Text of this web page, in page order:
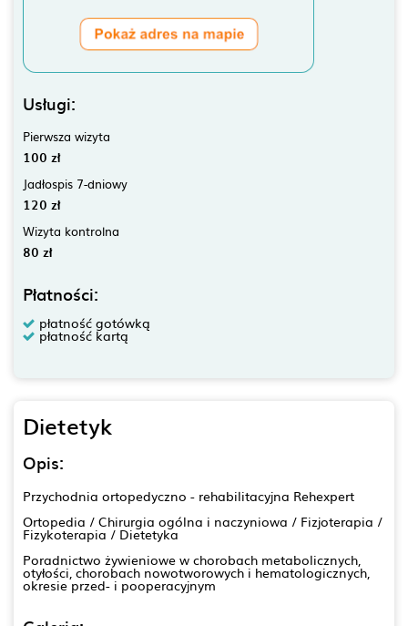
Usługi:
Pierwsza wizyta
100 zł
Jadłospis 7-dniowy
120 zł
Wizyta kontrolna
80 zł
Płatności:
płatność gotówką
płatność kartą
Dietetyk
Opis:
Przychodnia ortopedyczno - rehabilitacyjna Rehexpert
Ortopedia / Chirurgia ogólna i naczyniowa / Fizjoterapia /
Fizykoterapia / Dietetyka
Poradnictwo żywieniowe w chorobach metabolicznych,
otyłości, chorobach nowotworowych i hematologicznych,
okresie przed- i pooperacyjnym